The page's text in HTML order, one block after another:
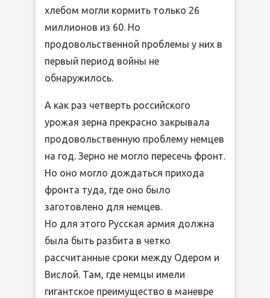
хлебом могли кормить только 26
миллионов из 60. Но
продовольственной проблемы у них в
первый период войны не
обнаружилось.
А как раз четверть российского
урожая зерна прекрасно закрывала
продовольственную проблему немцев
на год. Зерно не могло пересечь фронт.
Но оно могло дождаться прихода
фронта туда, где оно было
заготовлено для немцев.
Но для этого Русская армия должна
была быть разбита в четко
рассчитанные сроки между Одером и
Вислой. Там, где немцы имели
гигантское преимущество в маневре